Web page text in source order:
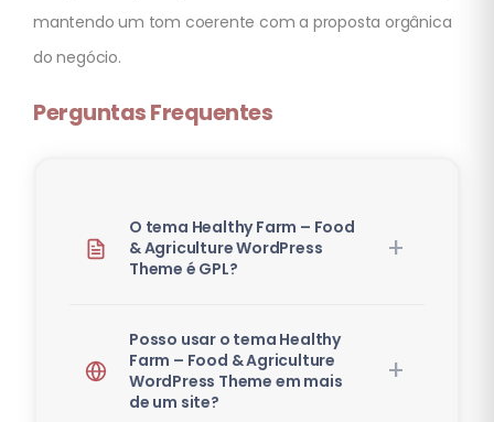
mantendo um tom coerente com a proposta orgânica
do negócio.
Perguntas Frequentes
O tema Healthy Farm – Food
& Agriculture WordPress
Theme é GPL?
Posso usar o tema Healthy
Farm – Food & Agriculture
WordPress Theme em mais
de um site?